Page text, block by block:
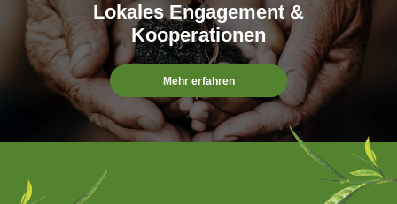
Lokales Engagement &
Kooperationen
Mehr erfahren